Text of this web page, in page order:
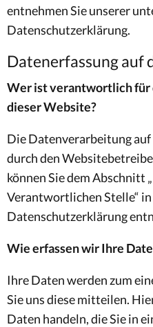
entnehmen Sie unserer
Datenschutzerklärung.
Datenerfassung auf
Wer ist verantwortlich für
dieser Website?
Die Datenverarbeitung
durch den
können Sie dem Abschnitt
Verantwortlichen Stelle“
Datenschutzerklärung
Wie erfassen wir Ihre
Ihre Daten werden zum
Sie uns diese mitteilen.
Daten handeln, die Sie in